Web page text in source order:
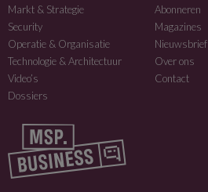
Markt & Strategie
Security
Operatie & Organisatie
Technologie & Architectuur
Video’s
Dossiers
Abonneren
Magazines
Nieuwsbrief
Over ons
Contact